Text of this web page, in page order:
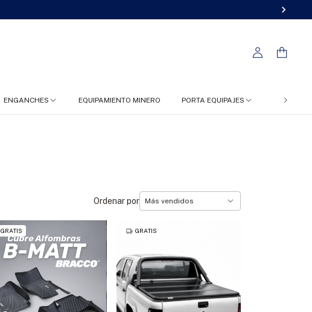
ENGANCHES EQUIPAMIENTO MINERO PORTA EQUIPAJES FC 4X4
Ordenar por
GRATIS GRATIS